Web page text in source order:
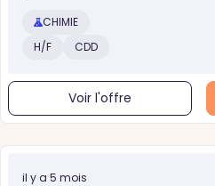
CHIMIE
H/F
CDD
Voir l'offre
il y a 5 mois